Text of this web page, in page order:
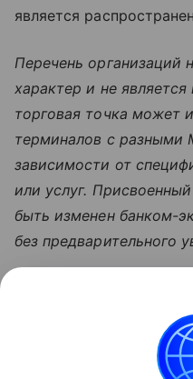
является
Перечень организаций
характер и не
торговая точка может
терминалов с разными
зависимости от
или услуг.
быть изменен банком-
без предварительного
Платежные
популярные в
В статье разбираемся